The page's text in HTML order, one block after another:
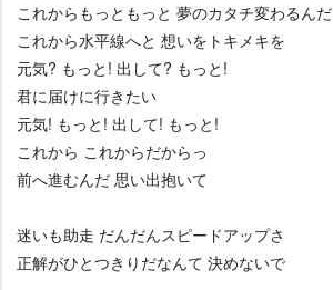
これからもっともっと 夢のカタチ変わるんだ
これから水平線へと 想いをトキメキを
元気? もっと! 出して? もっと!
君に届けに行きたい
元気! もっと! 出して! もっと!
これから これからだからっ
前へ進むんだ 思い出抱いて
迷いも助走 だんだんスピードアップさ
正解がひとつきりだなんて 決めないで